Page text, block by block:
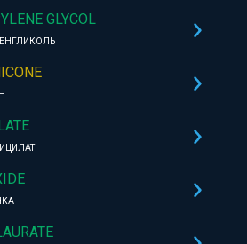
GLYCOL